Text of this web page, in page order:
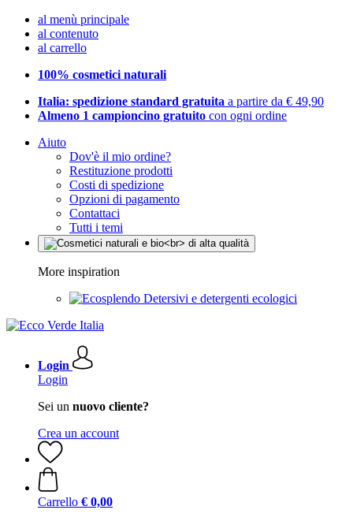
al menù principale
al contenuto
al carrello
100% cosmetici naturali
Italia: spedizione standard gratuita a partire da € 49,90
Almeno 1 campioncino gratuito con ogni ordine
Aiuto
Dov'è il mio ordine?
Restituzione prodotti
Costi di spedizione
Opzioni di pagamento
Contattaci
Tutti i temi
More inspiration
Detersivi e detergenti ecologici
Login
Login
Sei un nuovo cliente?
Crea un account
Carrello € 0,00